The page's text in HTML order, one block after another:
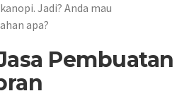
Jadi? Anda mau
apa?
Pembuatan